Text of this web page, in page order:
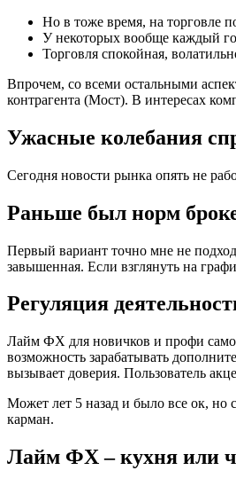
Но в тоже время, на торговле
У некоторых вообще каждый
Торговля спокойная,
Впрочем, со всеми остальными
контрагента (Мост). В интересах
Ужасные колебания
Сегодня новости рынка опять не
Раньше был норм
Первый вариант точно мне не
завышенная. Если взглянуть на
Регуляция
Лайм ФХ для новичков и профи
возможность зарабатывать
вызывает доверия. Пользователь
Может лет 5 назад и было все ок, но
карман.
Лайм ФХ – кухня или